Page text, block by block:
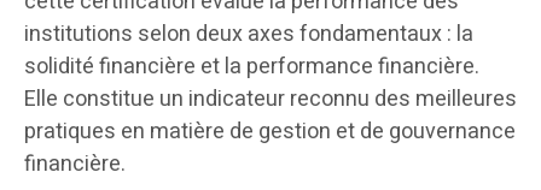
institutions selon deux axes fondamentaux : la
solidité financière et la performance financière.
Elle constitue un indicateur reconnu des meilleures
pratiques en matière de gestion et de gouvernance
financière.